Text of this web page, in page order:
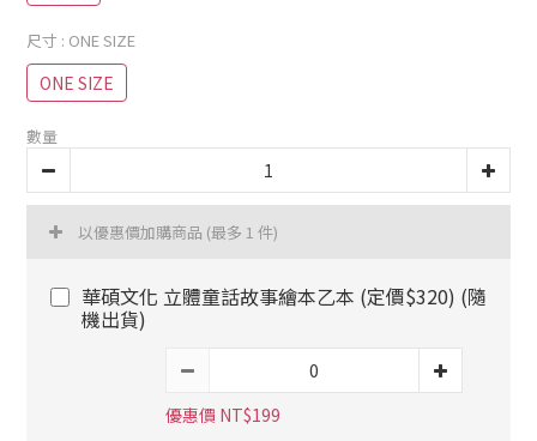
尺寸 : ONE SIZE
ONE SIZE
數量
以優惠價加購商品 (最多 1 件)
華碩文化 立體童話故事繪本乙本 (定價$320) (隨
機出貨)
優惠價 NT$199